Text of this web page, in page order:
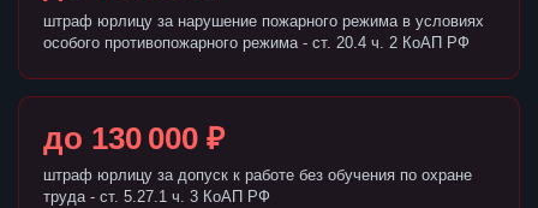
штраф юрлицу за нарушение пожарного режима в условиях
особого противопожарного режима - ст. 20.4 ч. 2 КоАП РФ
до 130 000 ₽
штраф юрлицу за допуск к работе без обучения по охране
труда - ст. 5.27.1 ч. 3 КоАП РФ